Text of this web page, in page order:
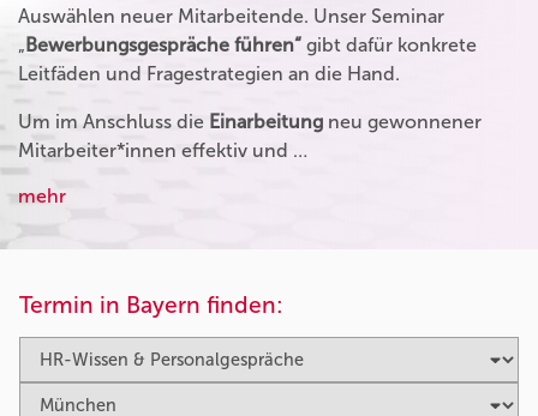
Auswählen neuer Mitarbeitende. Unser Seminar
„Bewerbungsgespräche führen“ gibt dafür konkrete
Leitfäden und Fragestrategien an die Hand.
Um im Anschluss die Einarbeitung neu gewonnener
Mitarbeiter*innen effektiv und …
mehr
Termin in Bayern finden: